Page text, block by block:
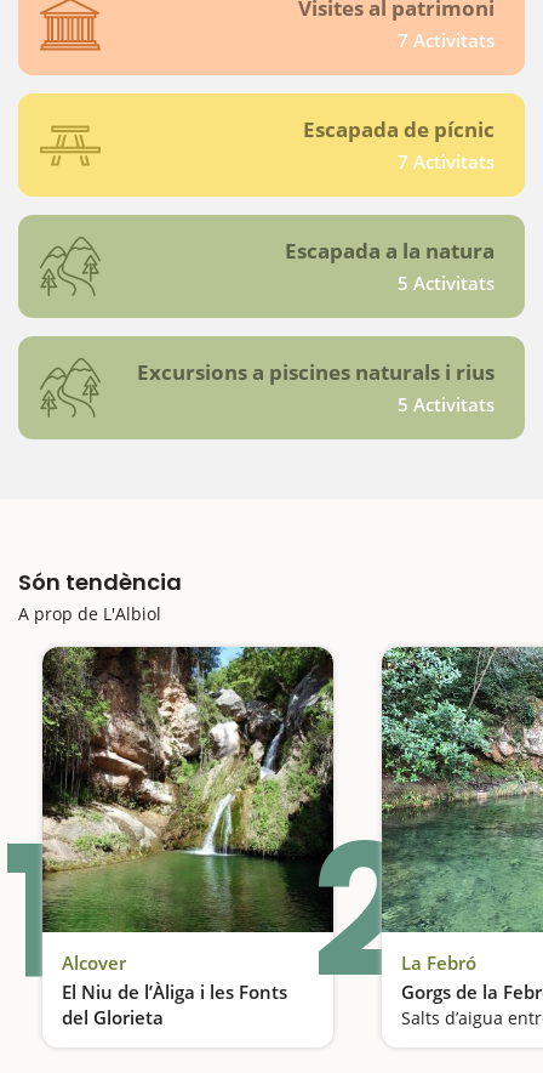
Visites al patrimoni
7 Activitats
Escapada de pícnic
7 Activitats
Escapada a la natura
5 Activitats
Excursions a piscines naturals i rius
5 Activitats
Són tendència
A prop de L'Albiol
1Alcover
El Niu de l’Àliga i les Fonts
del Glorieta
Una de les piscines naturals més conegudes
2La Febró
Gorgs de la